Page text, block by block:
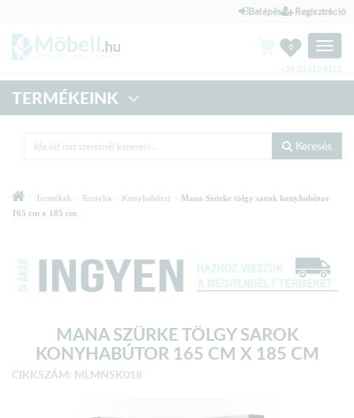
Belépés Regisztráció
Toggle
0
+36 20 318 8122
TERMÉKEINK
Keresés
Termékek Konyha Konyhabútor
Mana Szürke tölgy sarok konyhabútor
165 cm x 185 cm
MANA SZÜRKE TÖLGY SAROK
KONYHABÚTOR 165 CM X 185 CM
CIKKSZÁM: MLMNSK018